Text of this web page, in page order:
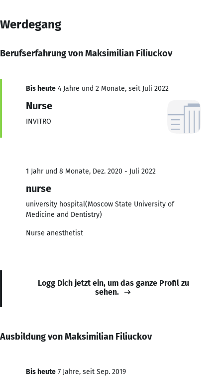
Werdegang
Berufserfahrung von Maksimilian Filiuckov
Bis heute 4 Jahre und 2 Monate, seit Juli 2022
Nurse
INVITRO
1 Jahr und 8 Monate, Dez. 2020 - Juli 2022
nurse
university hospital(Moscow State University of
Medicine and Dentistry)
Nurse anesthetist
Logg Dich jetzt ein, um das ganze Profil zu
sehen.
Ausbildung von Maksimilian Filiuckov
Bis heute 7 Jahre, seit Sep. 2019